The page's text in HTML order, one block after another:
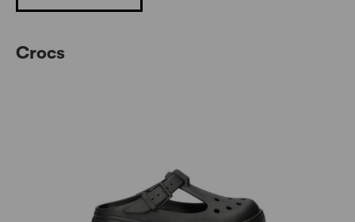
Crocs